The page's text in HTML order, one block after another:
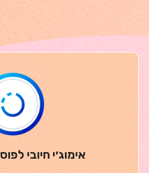
אימוג׳י חיובי